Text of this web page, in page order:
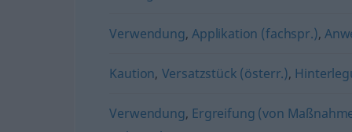
Verwendung,Applikation (fachspr.),
Kaution, Versatzstück (österr.),
Verwendung, Ergreifung (von